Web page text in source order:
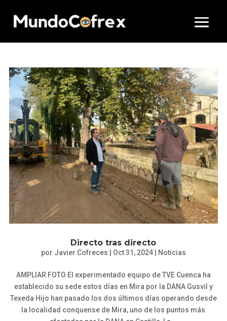
Directo tras directo
por Javier Cofreces Oct 31, 2024| Noticias
AMPLIAR FOTO El experimentado equipo de TVE Cuenca ha
establecido su sede estos días en Mira por la DANA Gusvil y
Texeda Hijo han pasado los dos últimos días operando desde
la localidad conquense de Mira, uno de los puntos más